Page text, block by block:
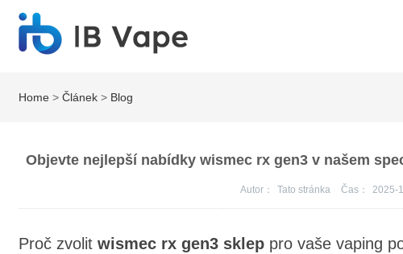
Home >Článek > Blog
Objevte nejlepší nabídky wismec rx gen3 v našem
Autor： Tato stránka Čas： 2025-
Proč zvolitwismec rx gen3 sklep pro vaše vaping